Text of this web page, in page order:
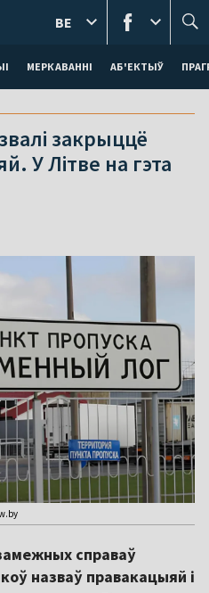
МЕРКАВАННI АБ'ЕКТЫЎ
BE
закрыццё
У Літве на гэта
справаў
назваў правакацыяй і